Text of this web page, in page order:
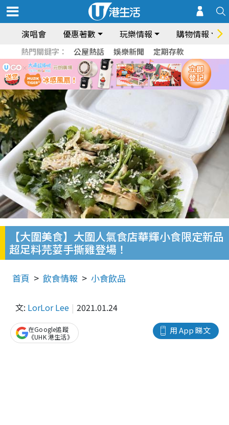
演唱會 優惠著數 玩樂情報 購物情報
熱門關鍵字： 公屋熱話 娛樂新聞 定期存款
【大圍美食】大圍人氣食店華輝小食限定新品
超足料芫荽手撕雞登場！
首頁 飲食情報 小食飲品
文: LorLor Lee 2021.01.24
用 App 睇文
在Google追蹤
《UHK 港生活》